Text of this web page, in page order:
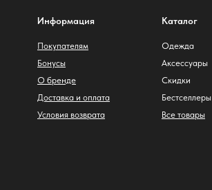
Все товары
Бестселлеры
Скидки
Аксессуары
Одежда
Каталог
Условия возврата
Доставка и оплата
О бренде
Бонусы
Покупателям
Информация